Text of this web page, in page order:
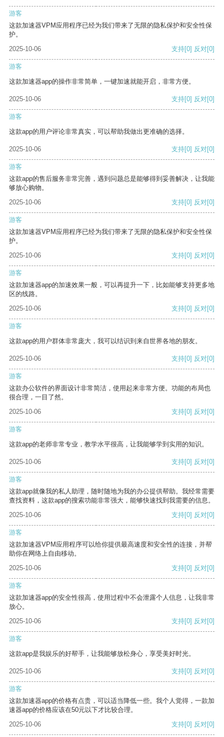
游客
这款加速器VPM应用程序已经为我们带来了无限的隐私保护和安全性保
护。
2025-10-06
支持[0] 反对[0]
游客
这款加速器app的操作非常简单，一键加速就能开启，非常方便。
2025-10-06 支持[0] 反对[0]
游客
这款app的用户评论非常真实，可以帮助我做出更准确的选择。
2025-10-06 支持[0] 反对[0]
游客
这款app的售后服务非常完善，遇到问题总是能够得到妥善解决，让我能
够放心购物。
2025-10-06
支持[0] 反对[0]
游客
这款加速器VPM应用程序已经为我们带来了无限的隐私保护和安全性保
护。
2025-10-06
支持[0] 反对[0]
游客
这款加速器app的加速效果一般，可以再提升一下，比如能够支持更多地
区的线路。
2025-10-06
支持[0] 反对[0]
游客
这款app的用户群体非常庞大，我可以结识到来自世界各地的朋友。
2025-10-06 支持[0] 反对[0]
游客
这款办公软件的界面设计非常简洁，使用起来非常方便。功能的布局也
很合理，一目了然。
2025-10-06
支持[0] 反对[0]
游客
这款app的老师非常专业，教学水平很高，让我能够学到实用的知识。
2025-10-06 支持[0] 反对[0]
游客
这款app就像我的私人助理，随时随地为我的办公提供帮助。我经常需要
查找资料，这款app的搜索功能非常强大，能够快速找到我需要的信息。
2025-10-06
支持[0] 反对[0]
游客
这款加速器VPM应用程序可以给你提供最高速度和安全性的连接，并帮
助你在网络上自由移动。
2025-10-06
支持[0] 反对[0]
游客
这款加速器app的安全性很高，使用过程中不会泄露个人信息，让我非常
放心。
2025-10-06
支持[0] 反对[0]
游客
这款app是我娱乐的好帮手，让我能够放松身心，享受美好时光。
2025-10-06 支持[0] 反对[0]
游客
这款加速器app的价格有点贵，可以适当降低一些。我个人觉得，一款加
速器app的价格应该在50元以下才比较合理。
2025-10-06
支持[0] 反对[0]